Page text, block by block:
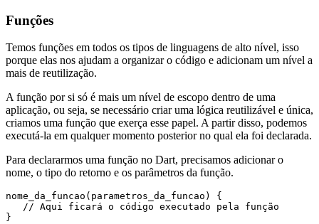
Funções
Temos funções em todos os tipos de linguagens de alto nível, isso
porque elas nos ajudam a organizar o código e adicionam um nível a
mais de reutilização.
A função por si só é mais um nível de escopo dentro de uma
aplicação, ou seja, se necessário criar uma lógica reutilizável e única,
criamos uma função que exerça esse papel. A partir disso, podemos
executá-la em qualquer momento posterior no qual ela foi declarada.
Para declararmos uma função no Dart, precisamos adicionar o
nome, o tipo do retorno e os parâmetros da função.
nome_da_funcao(parametros_da_funcao) {
}